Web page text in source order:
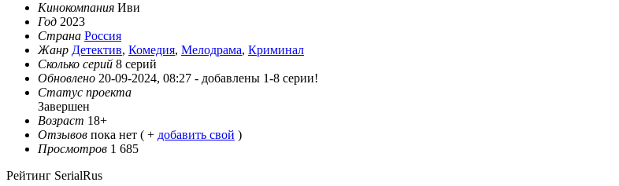
Кинокомпания Иви
Год 2023
Страна Россия
Жанр Детектив, Комедия, Мелодрама, Криминал
Сколько серий 8 серий
Обновлено 20-09-2024, 08:27 - добавлены 1-8 серии!
Статус проекта
Завершен
Возраст 18+
Отзывов пока нет ( + добавить свой )
Просмотров 1 685
Рейтинг SerialRus